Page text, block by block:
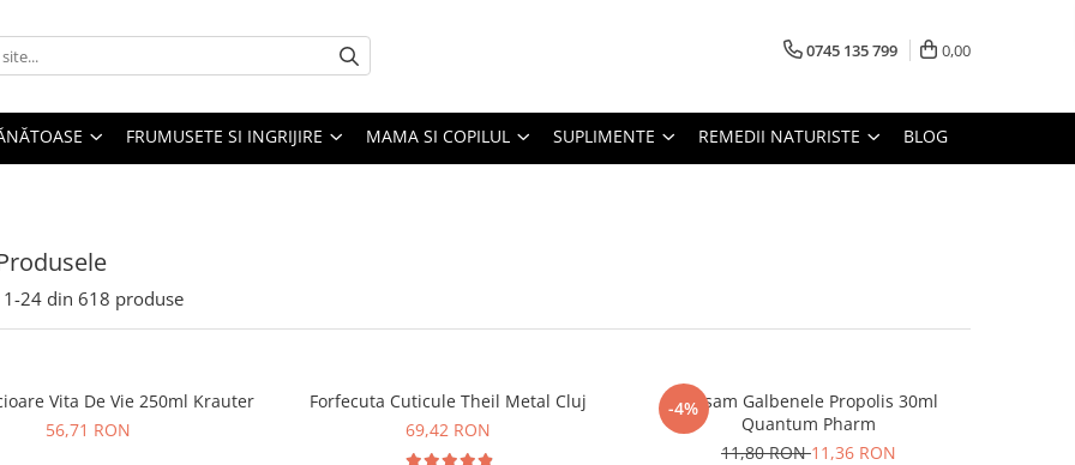
0745 135 799 0,00
FRUMUSETE SI INGRIJIRE MAMA SI COPILUL SUPLIMENTE REMEDII NATURISTE BLOG
1-24 din 618 produse
Vita De Vie 250ml Krauter
56,71 RON
Forfecuta Cuticule Theil Metal Cluj
69,42 RON
-4%
Balsam Galbenele Propolis 30ml
Quantum Pharm
11,80 RON11,36 RON